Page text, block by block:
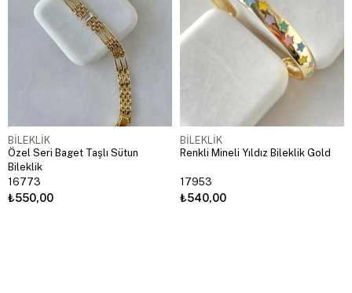
BİLEKLİK
Özel Seri Baget Taşlı Sütun
Bileklik
16773
₺550,00
BİLEKLİK
Renkli Mineli Yıldız Bileklik Gold
17953
₺540,00